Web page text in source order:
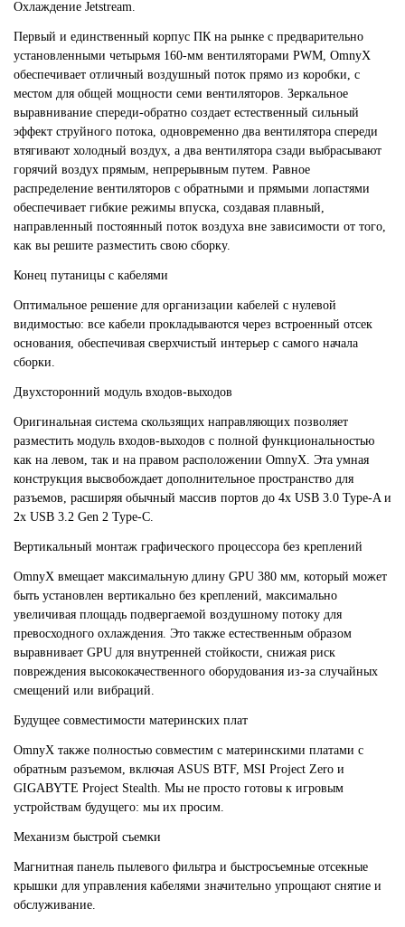
Охлаждение Jetstream.
Первый и единственный корпус ПК на рынке с предварительно
установленными четырьмя 160-мм вентиляторами PWM, OmnyX
обеспечивает отличный воздушный поток прямо из коробки, с
местом для общей мощности семи вентиляторов. Зеркальное
выравнивание спереди-обратно создает естественный сильный
эффект струйного потока, одновременно два вентилятора спереди
втягивают холодный воздух, а два вентилятора сзади выбрасывают
горячий воздух прямым, непрерывным путем. Равное
распределение вентиляторов с обратными и прямыми лопастями
обеспечивает гибкие режимы впуска, создавая плавный,
направленный постоянный поток воздуха вне зависимости от того,
как вы решите разместить свою сборку.
Конец путаницы с кабелями
Оптимальное решение для организации кабелей с нулевой
видимостью: все кабели прокладываются через встроенный отсек
основания, обеспечивая сверхчистый интерьер с самого начала
сборки.
Двухсторонний модуль входов-выходов
Оригинальная система скользящих направляющих позволяет
разместить модуль входов-выходов с полной функциональностью
как на левом, так и на правом расположении OmnyX. Эта умная
конструкция высвобождает дополнительное пространство для
разъемов, расширяя обычный массив портов до 4x USB 3.0 Type-A и
2x USB 3.2 Gen 2 Type-C.
Вертикальный монтаж графического процессора без креплений
OmnyX вмещает максимальную длину GPU 380 мм, который может
быть установлен вертикально без креплений, максимально
увеличивая площадь подвергаемой воздушному потоку для
превосходного охлаждения. Это также естественным образом
выравнивает GPU для внутренней стойкости, снижая риск
повреждения высококачественного оборудования из-за случайных
смещений или вибраций.
Будущее совместимости материнских плат
OmnyX также полностью совместим с материнскими платами с
обратным разъемом, включая ASUS BTF, MSI Project Zero и
GIGABYTE Project Stealth. Мы не просто готовы к игровым
устройствам будущего: мы их просим.
Механизм быстрой съемки
Магнитная панель пылевого фильтра и быстросъемные отсекные
крышки для управления кабелями значительно упрощают снятие и
обслуживание.